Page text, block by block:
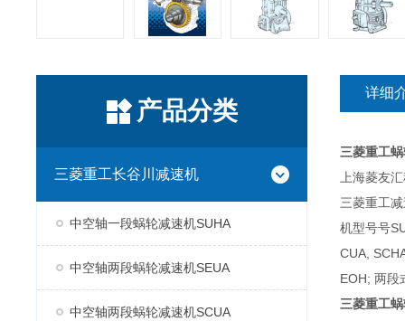
产品分类
三菱重工长谷川减速机
中空轴一段蜗轮减速机SUHA
中空轴两段蜗轮减速机SEUA
中空轴两段蜗轮减速机SCUA
详细
三菱重工
上海菱友
三菱重工
机型号号
CUA,
EOH; 两段
三菱重工